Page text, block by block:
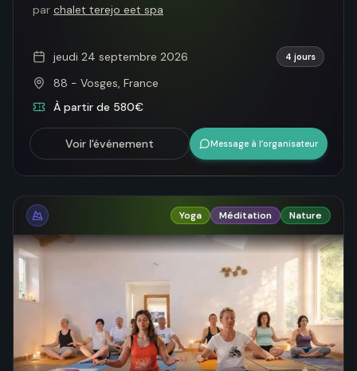
par chalet terejo eet spa
jeudi 24 septembre 2026 4 jours
88 - Vosges, France
À partir de 580€
Voir l'événement Message à l’organisateur
Yoga Méditation Nature